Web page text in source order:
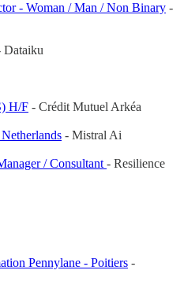
- Woman / Man / Non Binary -
Dataiku
H/F - Crédit Mutuel Arkéa
- Mistral Ai
/ Consultant - Resilience
Pennylane - Poitiers -